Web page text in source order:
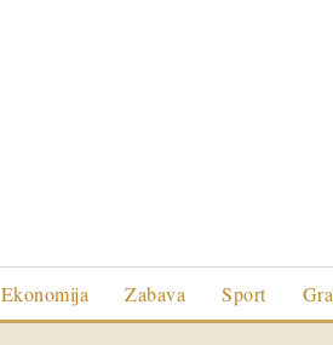
Ekonomija Zabava Sport